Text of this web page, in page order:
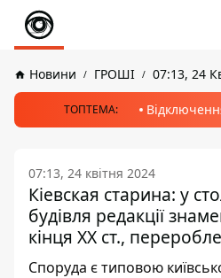
Новини ГРОШІ 07:13, 24
ТОПТЕМА:
07:13, 24 квітня 2024
Кіевская старина: у
будівля редакції
кінця ХХ ст.,
Споруда є типовою